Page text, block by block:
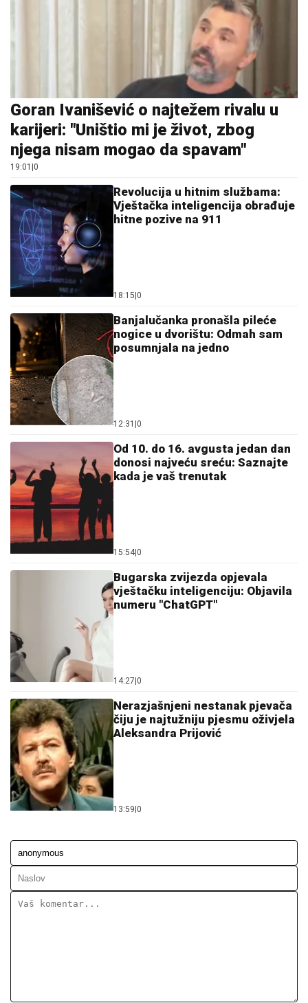
Goran Ivanišević o najtežem rivalu u
karijeri: "Uništio mi je život, zbog
njega nisam mogao da spavam"
19:01 0
Revolucija u hitnim službama:
Vještačka inteligencija obrađuje
hitne pozive na 911
18:15 0
Banjalučanka pronašla pileće
nogice u dvorištu: Odmah sam
posumnjala na jedno
12:31 0
Od 10. do 16. avgusta jedan dan
donosi najveću sreću: Saznajte
kada je vaš trenutak
15:54 0
Bugarska zvijezda opjevala
vještačku inteligenciju: Objavila
numeru "ChatGPT"
14:27 0
Nerazjašnjeni nestanak pjevača
čiju je najtužniju pjesmu oživjela
Aleksandra Prijović
13:59 0